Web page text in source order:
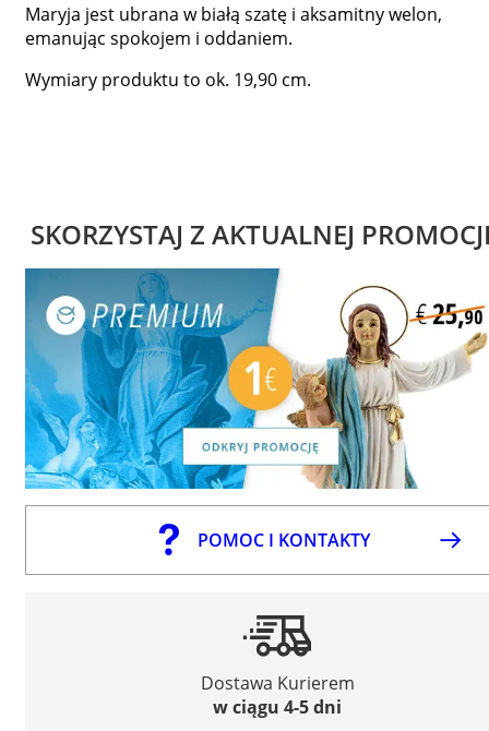
Maryja jest ubrana w białą szatę i aksamitny welon,
emanując spokojem i oddaniem.
Wymiary produktu to ok. 19,90 cm.
SKORZYSTAJ Z AKTUALNEJ
POMOC I KONTAKTY
Dostawa Kurierem
w ciągu 4-5 dni